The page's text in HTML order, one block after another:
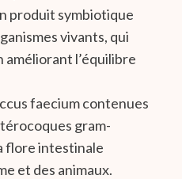
produit symbiotique
vivants, qui
améliorant l’équilibre
faecium contenues
gram-
flore intestinale
et des animaux.